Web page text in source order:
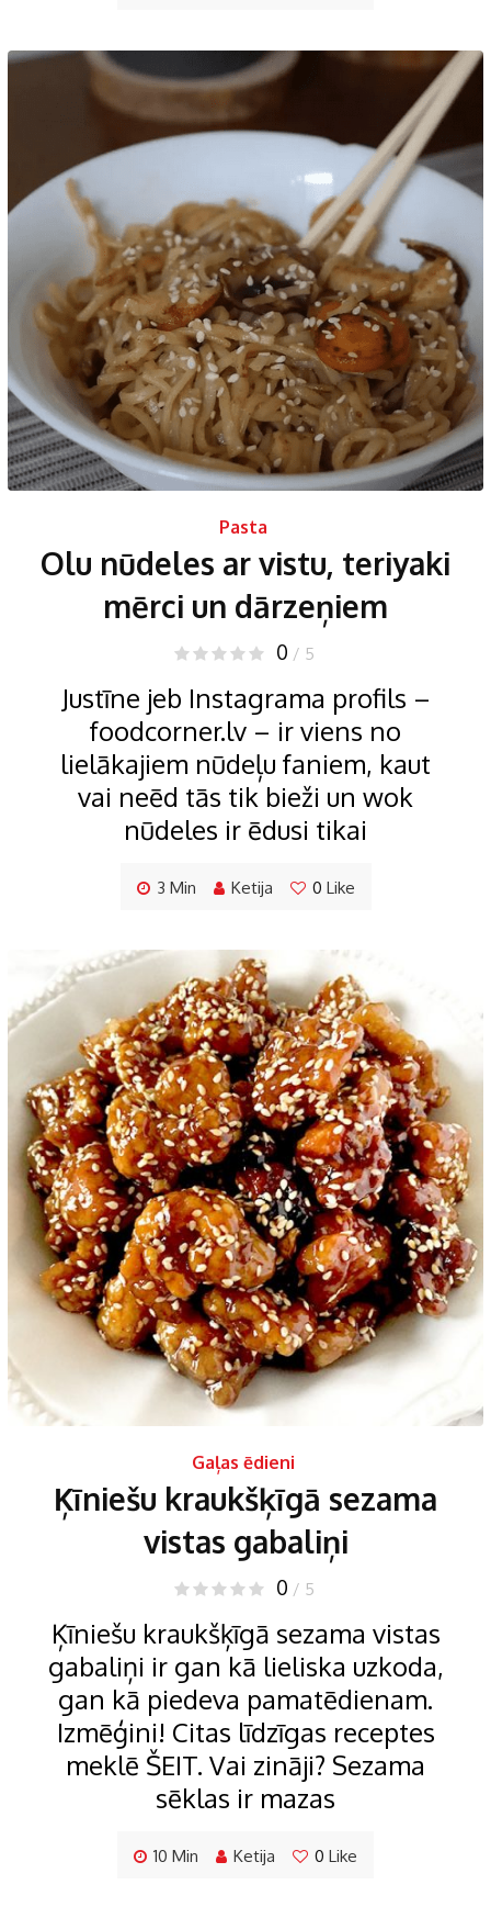
Pasta
Olu nūdeles ar vistu, teriyaki
mērci un dārzeņiem
0 / 5
Justīne jeb Instagrama profils –
foodcorner.lv – ir viens no
lielākajiem nūdeļu faniem, kaut
vai neēd tās tik bieži un wok
nūdeles ir ēdusi tikai
3 Min Ketija 0 Like
Gaļas ēdieni
Ķīniešu kraukšķīgā sezama
vistas gabaliņi
0 / 5
Ķīniešu kraukšķīgā sezama vistas
gabaliņi ir gan kā lieliska uzkoda,
gan kā piedeva pamatēdienam.
Izmēģini! Citas līdzīgas receptes
meklē ŠEIT. Vai zināji? Sezama
sēklas ir mazas
10 Min Ketija 0 Like